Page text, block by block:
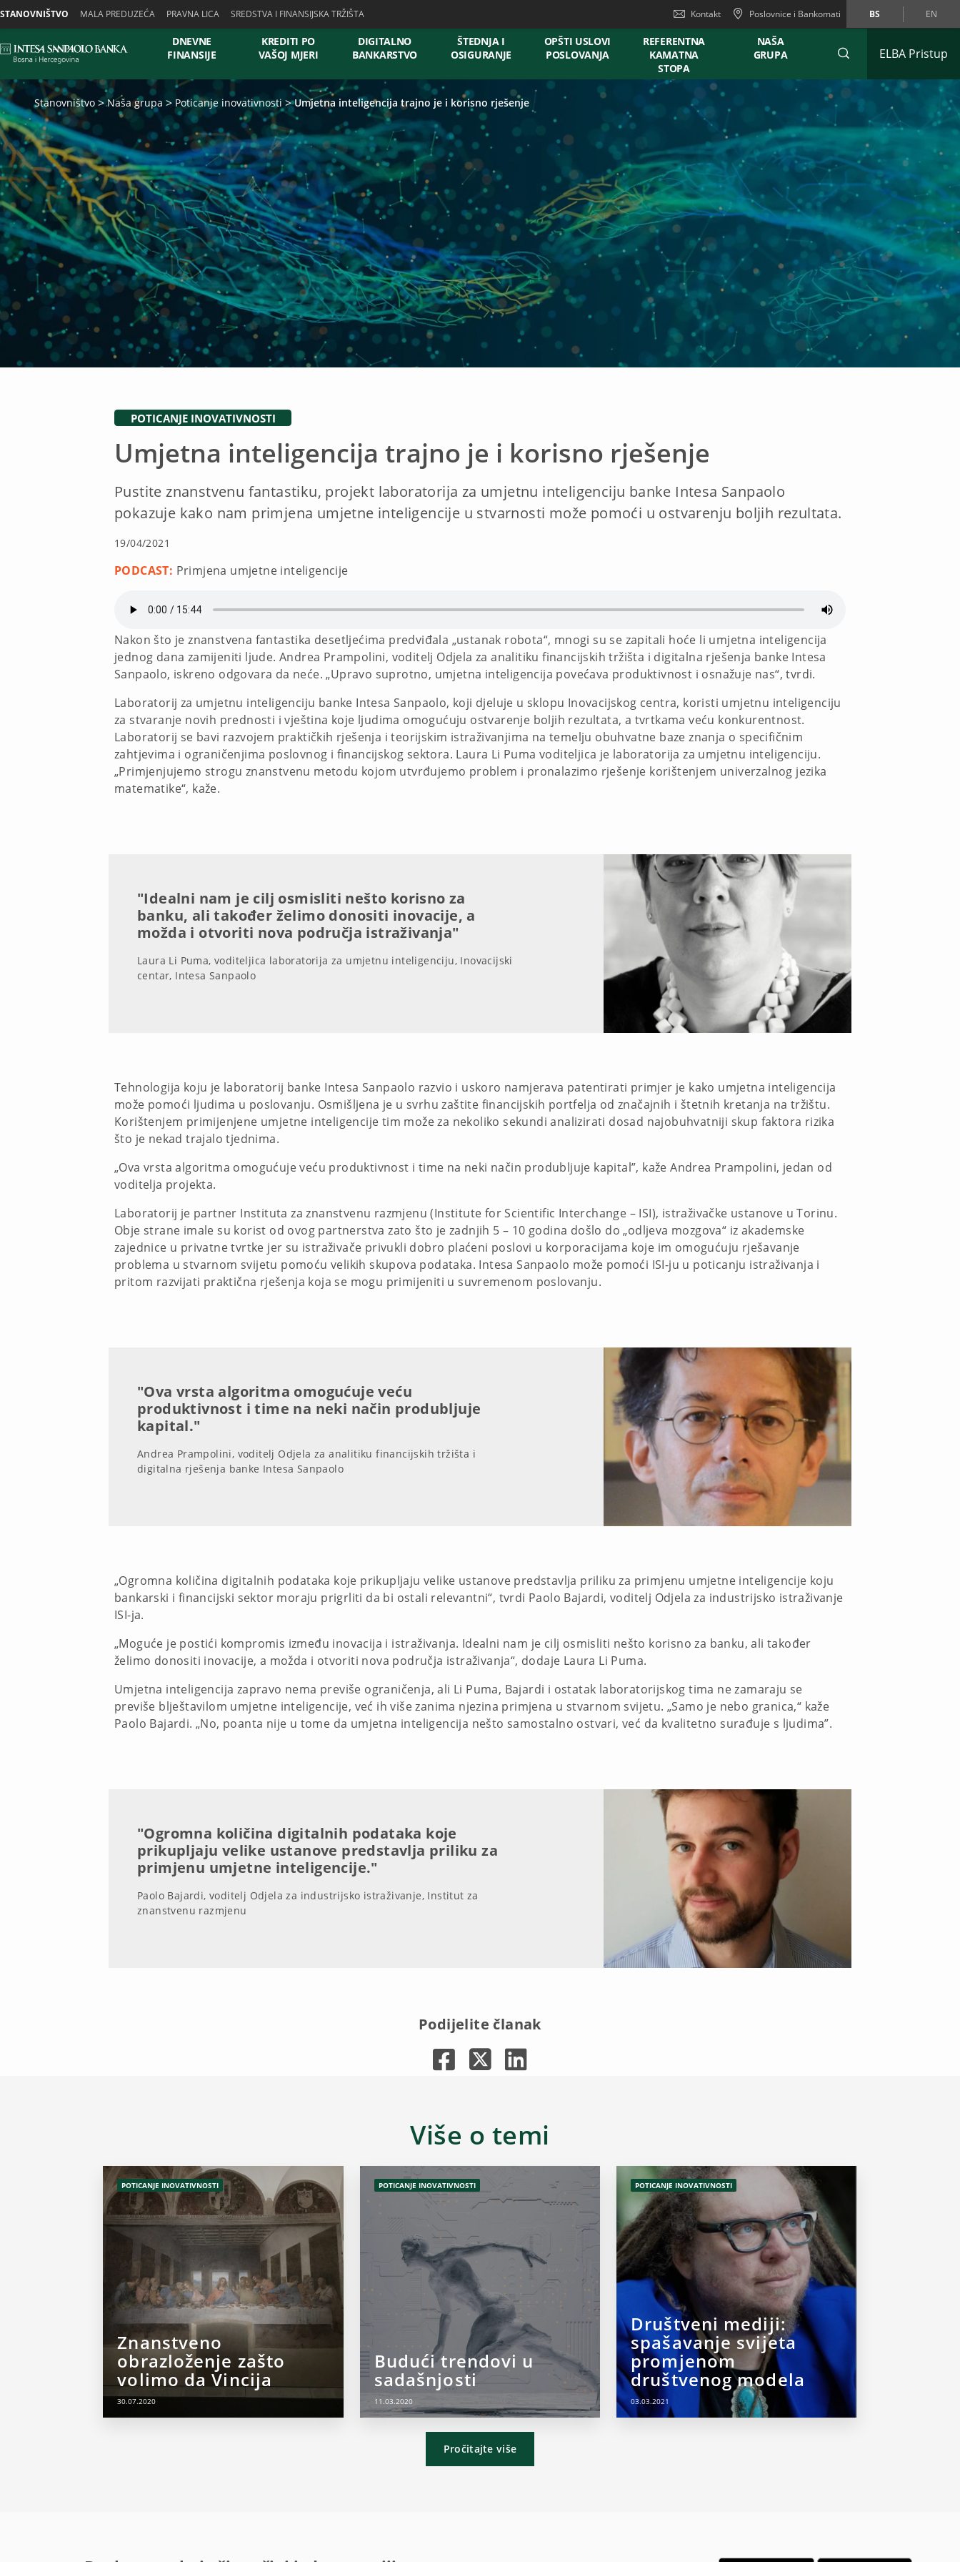
STANOVNIŠTVO MALA PREDUZEĆA PRAVNA LICA SREDSTVA I FINANSIJSKA TRŽIŠTA Kontakt Poslovnice i Bankomati BS EN
DNEVNE
FINANSIJE
KREDITI PO
VAŠOJ MJERI
DIGITALNO
BANKARSTVO
ŠTEDNJA I
OSIGURANJE
OPŠTI USLOVI
POSLOVANJA
REFERENTNA
KAMATNA
STOPA
NAŠA
GRUPA
ELBA Pristup
Stanovništvo Naša grupa Poticanje inovativnosti Umjetna inteligencija trajno je i korisno rješenje
POTICANJE INOVATIVNOSTI
Umjetna inteligencija trajno je i korisno rješenje
Pustite znanstvenu fantastiku, projekt laboratorija za umjetnu inteligenciju banke Intesa Sanpaolo
pokazuje kako nam primjena umjetne inteligencije u stvarnosti može pomoći u ostvarenju boljih rezultata.
19/04/2021
PODCAST: Primjena umjetne inteligencije
Nakon što je znanstvena fantastika desetljećima predviđala „ustanak robota“, mnogi su se zapitali hoće li umjetna inteligencija
jednog dana zamijeniti ljude. Andrea Prampolini, voditelj Odjela za analitiku financijskih tržišta i digitalna rješenja banke Intesa
Sanpaolo, iskreno odgovara da neće. „Upravo suprotno, umjetna inteligencija povećava produktivnost i osnažuje nas“, tvrdi.
Laboratorij za umjetnu inteligenciju banke Intesa Sanpaolo, koji djeluje u sklopu Inovacijskog centra, koristi umjetnu inteligenciju
za stvaranje novih prednosti i vještina koje ljudima omogućuju ostvarenje boljih rezultata, a tvrtkama veću konkurentnost.
Laboratorij se bavi razvojem praktičkih rješenja i teorijskim istraživanjima na temelju obuhvatne baze znanja o specifičnim
zahtjevima i ograničenjima poslovnog i financijskog sektora. Laura Li Puma voditeljica je laboratorija za umjetnu inteligenciju.
„Primjenjujemo strogu znanstvenu metodu kojom utvrđujemo problem i pronalazimo rješenje korištenjem univerzalnog jezika
matematike“, kaže.
"Idealni nam je cilj osmisliti nešto korisno za
banku, ali također želimo donositi inovacije, a
možda i otvoriti nova područja istraživanja"
Laura Li Puma, voditeljica laboratorija za umjetnu inteligenciju, Inovacijski
centar, Intesa Sanpaolo
Tehnologija koju je laboratorij banke Intesa Sanpaolo razvio i uskoro namjerava patentirati primjer je kako umjetna inteligencija
može pomoći ljudima u poslovanju. Osmišljena je u svrhu zaštite financijskih portfelja od značajnih i štetnih kretanja na tržištu.
Korištenjem primijenjene umjetne inteligencije tim može za nekoliko sekundi analizirati dosad najobuhvatniji skup faktora rizika
što je nekad trajalo tjednima.
„Ova vrsta algoritma omogućuje veću produktivnost i time na neki način produbljuje kapital”, kaže Andrea Prampolini, jedan od
voditelja projekta.
Laboratorij je partner Instituta za znanstvenu razmjenu (Institute for Scientific Interchange – ISI), istraživačke ustanove u Torinu.
Obje strane imale su korist od ovog partnerstva zato što je zadnjih 5 – 10 godina došlo do „odljeva mozgova“ iz akademske
zajednice u privatne tvrtke jer su istraživače privukli dobro plaćeni poslovi u korporacijama koje im omogućuju rješavanje
problema u stvarnom svijetu pomoću velikih skupova podataka. Intesa Sanpaolo može pomoći ISI-ju u poticanju istraživanja i
pritom razvijati praktična rješenja koja se mogu primijeniti u suvremenom poslovanju.
"Ova vrsta algoritma omogućuje veću
produktivnost i time na neki način produbljuje
kapital."
Andrea Prampolini, voditelj Odjela za analitiku financijskih tržišta i
digitalna rješenja banke Intesa Sanpaolo
„Ogromna količina digitalnih podataka koje prikupljaju velike ustanove predstavlja priliku za primjenu umjetne inteligencije koju
bankarski i financijski sektor moraju prigrliti da bi ostali relevantni“, tvrdi Paolo Bajardi, voditelj Odjela za industrijsko istraživanje
ISI-ja.
„Moguće je postići kompromis između inovacija i istraživanja. Idealni nam je cilj osmisliti nešto korisno za banku, ali također
želimo donositi inovacije, a možda i otvoriti nova područja istraživanja“, dodaje Laura Li Puma.
Umjetna inteligencija zapravo nema previše ograničenja, ali Li Puma, Bajardi i ostatak laboratorijskog tima ne zamaraju se
previše blještavilom umjetne inteligencije, već ih više zanima njezina primjena u stvarnom svijetu. „Samo je nebo granica,“ kaže
Paolo Bajardi. „No, poanta nije u tome da umjetna inteligencija nešto samostalno ostvari, već da kvalitetno surađuje s ljudima”.
"Ogromna količina digitalnih podataka koje
prikupljaju velike ustanove predstavlja priliku za
primjenu umjetne inteligencije."
Paolo Bajardi, voditelj Odjela za industrijsko istraživanje, Institut za
znanstvenu razmjenu
Podijelite članak
Više o temi
POTICANJE INOVATIVNOSTI
Znanstveno
obrazloženje zašto
volimo da Vincija
30.07.2020
POTICANJE INOVATIVNOSTI
Budući trendovi u
sadašnjosti
11.03.2020
POTICANJE INOVATIVNOSTI
Društveni mediji:
spašavanje svijeta
promjenom
društvenog modela
03.03.2021
Pročitajte više